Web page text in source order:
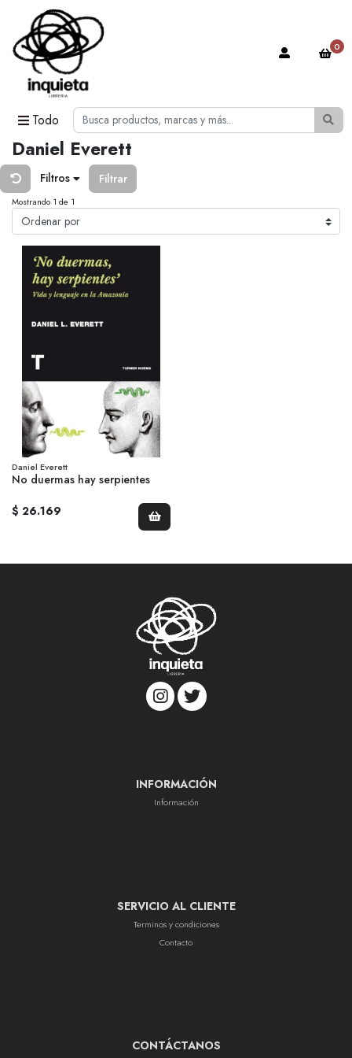
Todo
0
Daniel Everett
Filtros Filtrar
Mostrando 1 de 1
Daniel Everett
No duermas hay serpientes
$ 26.169
INFORMACIÓN
Información
SERVICIO AL CLIENTE
Terminos y condiciones
Contacto
CONTÁCTANOS